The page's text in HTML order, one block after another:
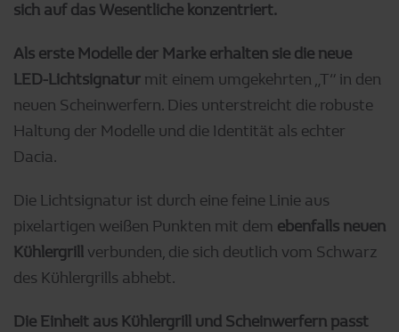
sich auf das Wesentliche konzentriert.
Als erste Modelle der Marke erhalten sie die neue
LED-Lichtsignatur mit einem umgekehrten „T“ in den
neuen Scheinwerfern. Dies unterstreicht die robuste
Haltung der Modelle und die Identität als echter
Dacia.
Die Lichtsignatur ist durch eine feine Linie aus
pixelartigen weißen Punkten mit dem ebenfalls neuen
Kühlergrill verbunden, die sich deutlich vom Schwarz
des Kühlergrills abhebt.
Die Einheit aus Kühlergrill und Scheinwerfern passt